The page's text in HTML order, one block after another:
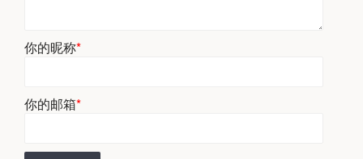
你的昵称*
你的邮箱*